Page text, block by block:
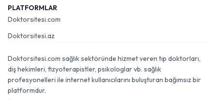
PLATFORMLAR
Doktorsitesi.com
Doktorsitesi.az
Doktorsitesi.com sağlık sektöründe hizmet veren tıp doktorları,
diş hekimleri, fizyoterapistler, psikologlar vb. sağlık
profesyonelleri ile internet kullanıcılarını buluşturan bağımsız bir
platformdur.